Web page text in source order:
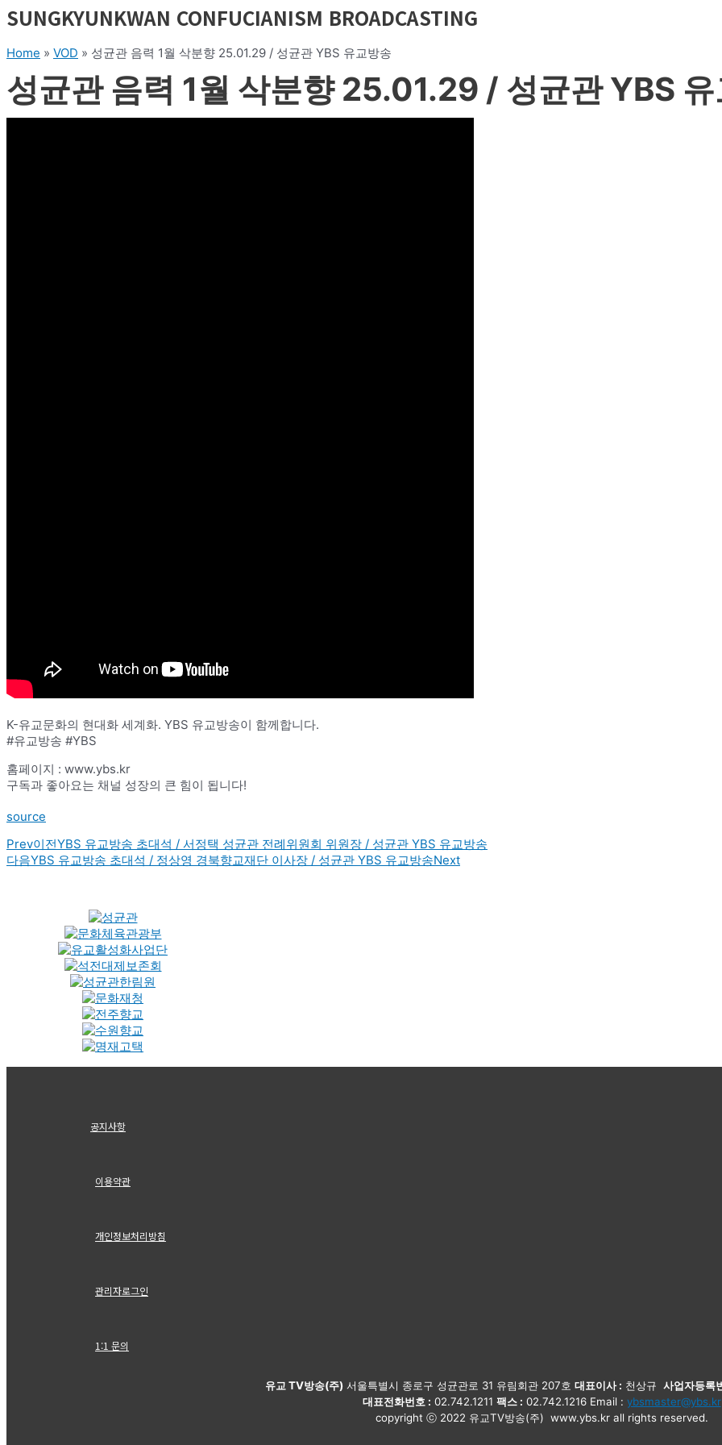
SUNGKYUNKWAN CONFUCIANISM BROADCASTING
Home » VOD » 성균관 음력 1월 삭분향 25.01.29 / 성균관 YBS 유교방송
성균관 음력 1월 삭분향 25.01.29 / 성균관 YBS
K-유교문화의 현대화 세계화. YBS 유교방송이 함께합니다.
#유교방송 #YBS
홈페이지 : www.ybs.kr
구독과 좋아요는 채널 성장의 큰 힘이 됩니다!
source
Prev이전YBS 유교방송 초대석 / 서정택 성균관 전례위원회 위원장 / 성균관 YBS 유교방송
다음YBS 유교방송 초대석 / 정상영 경북향교재단 이사장 / 성균관 YBS 유교방송Next
공지사항
이용약관
개인정보처리방침
관리자로그인
1:1 문의
유교 TV방송(주)서울특별시 종로구 성균관로 31 유림회관 207호 대표이사 : 천상규 사업자등록
대표전화번호 : 02.742.1211 팩스 : 02.742.1216 Email : ybsmaster@ybs.kr
copyright ⓒ 2022 유교TV방송(주) www.ybs.kr all rights reserved.